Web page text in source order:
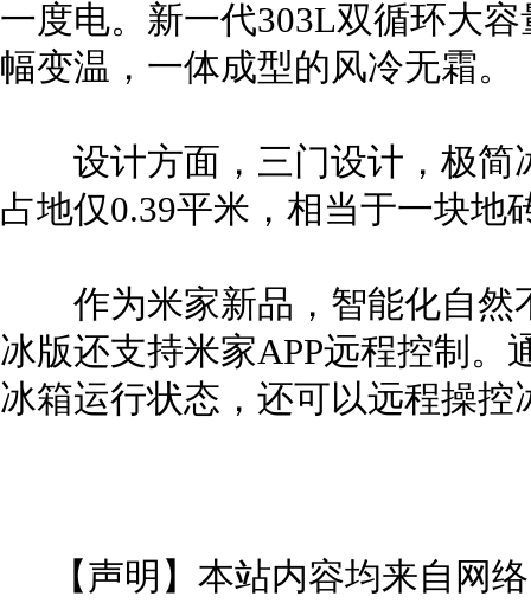
一度电。新一代303L双循环大
幅变温，一体成型的风冷无霜。
设计方面，三门设计，极简
占地仅0.39平米，相当于一块地
作为米家新品，智能化自然
冰版还支持米家APP远程控制。
冰箱运行状态，还可以远程操
【声明】本站内容均来自网